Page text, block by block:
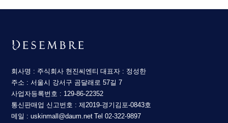
회사명 : 주식회사 현진씨엔티 대표자 : 정성한
주소 : 서울시 강서구 곰달래로 57길 7
사업자등록번호 : 129-86-22352
통신판매업 신고번호 : 제2019-경기김포-0843호
메일 : uskinmall@daum.net Tel 02-322-9897